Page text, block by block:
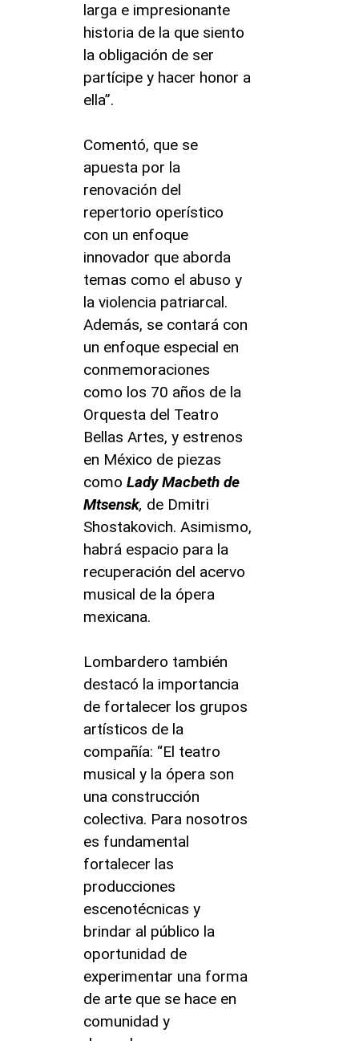
larga e impresionante
historia de la que siento
la obligación de ser
partícipe y hacer honor a
ella”.
Comentó, que se
apuesta por la
renovación del
repertorio operístico
con un enfoque
innovador que aborda
temas como el abuso y
la violencia patriarcal.
Además, se contará con
un enfoque especial en
conmemoraciones
como los 70 años de la
Orquesta del Teatro
Bellas Artes, y estrenos
en México de piezas
como Lady Macbeth de
Mtsensk, de Dmitri
Shostakovich. Asimismo,
habrá espacio para la
recuperación del acervo
musical de la ópera
mexicana.
Lombardero también
destacó la importancia
de fortalecer los grupos
artísticos de la
compañía: “El teatro
musical y la ópera son
una construcción
colectiva. Para nosotros
es fundamental
fortalecer las
producciones
escenotécnicas y
brindar al público la
oportunidad de
experimentar una forma
de arte que se hace en
comunidad y